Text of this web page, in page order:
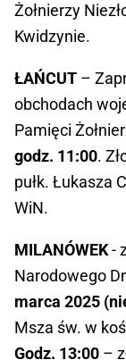
Żołnierzy
Kwidzynie.
ŁAŃCUT –
obchodach
Pamięci
godz. 11:00.
pułk. Łukasza
WiN.
MILANÓWEK-
Narodowego
marca 2025
Msza św. w
Godz. 13:00 –